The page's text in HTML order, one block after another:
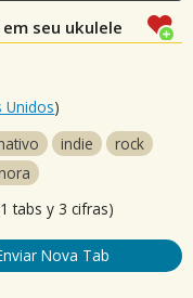
seu ukulele
Unidos)
indie
rock
tabs y 3 cifras)
Nova Tab